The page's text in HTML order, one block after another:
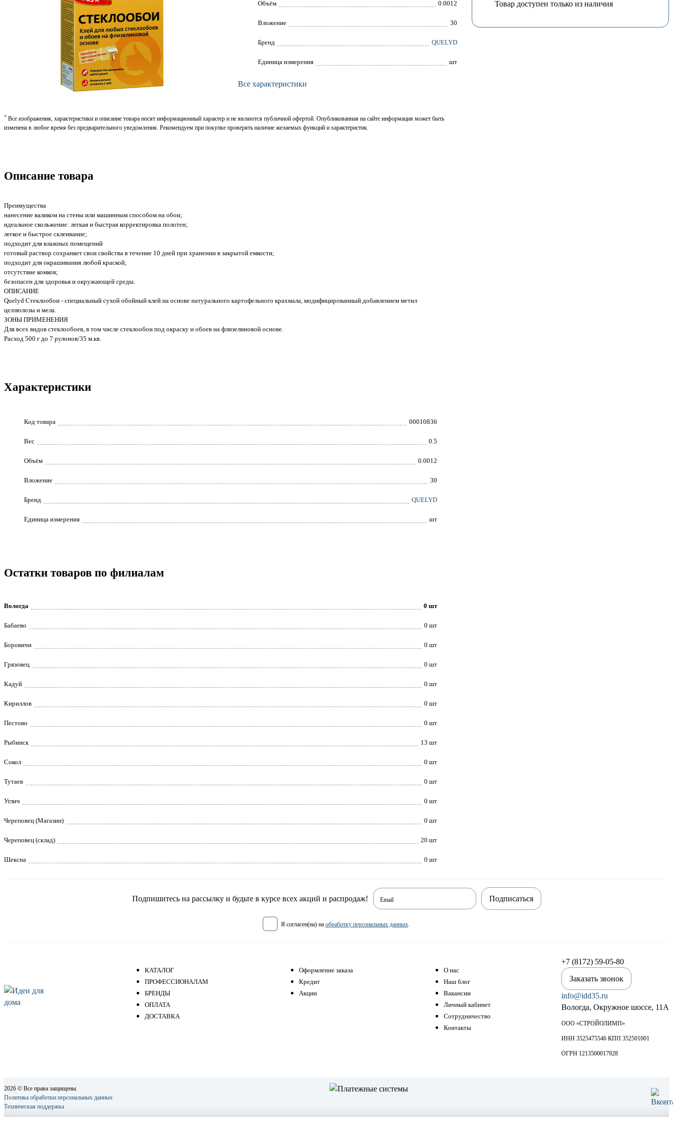
Объём 0.0012
Вложение 30
Брeнд QUELYD
Единица измерения шт
Все характеристики
* Все изображения, характеристики и описание товара носят информационный характер и не являются публичной офертой. Опубликованная на сайте информация может быть
изменена в любое время без предварительного уведомления. Рекомендуем при покупке проверять наличие желаемых функций и характеристик.
Товар доступен только из наличия
Описание товара
Преимущества
нанесение валиком на стены или машинным способом на обои;
идеальное скольжение: легкая и быстрая корректировка полотен;
легкое и быстрое склеивание;
подходит для влажных помещений
готовый раствор сохраняет свои свойства в течение 10 дней при хранении в закрытой емкости;
подходит для окрашивания любой краской;
отсутствие комков;
безопасен для здоровья и окружающей среды.
ОПИСАНИЕ
Quelyd Стеклообои - специальный сухой обойный клей на основе натурального картофельного крахмала, модифицированный добавлением метил
целлюлозы и мела.
ЗОНЫ ПРИМЕНЕНИЯ
Для всех видов стеклообоев, в том числе стеклообои под окраску и обоев на флизелиновой основе.
Расход 500 г до 7 рулонов/35 м.кв.
Характеристики
Код товара 00010836
Вес 0.5
Объём 0.0012
Вложение 30
Бренд QUELYD
Единица измерения шт
Остатки товаров по филиалам
Вологда 0 шт
Бабаево 0 шт
Боровичи 0 шт
Грязовец 0 шт
Кадуй 0 шт
Кириллов 0 шт
Пестово 0 шт
Рыбинск 13 шт
Сокол 0 шт
Тутаев 0 шт
Углич 0 шт
Череповец (Магазин) 0 шт
Череповец (склад) 20 шт
Шексна 0 шт
Подпишитесь на рассылку и будьте в курсе всех акций и распродаж! Email
я согласен(на) на обработку персональных данных.
Подписаться
КАТАЛОГ
ПРОФЕССИОНАЛАМ
БРЕНДЫ
ОПЛАТА
ДОСТАВКА
Оформление заказа
Кредит
Акции
О нас
Наш блог
Вакансии
Личный кабинет
Сотрудничество
Контакты
+7 (8172) 59-05-80
Заказать звонок
info@idd35.ru
Вологда, Окружное шоссе, 11А
ООО «СТРОЙОЛИМП»
ИНН 3525475546 КПП 352501001
ОГРН 1213500017928
2026 © Все права защищены.
Политика обработки персональных данных
Техническая поддержка